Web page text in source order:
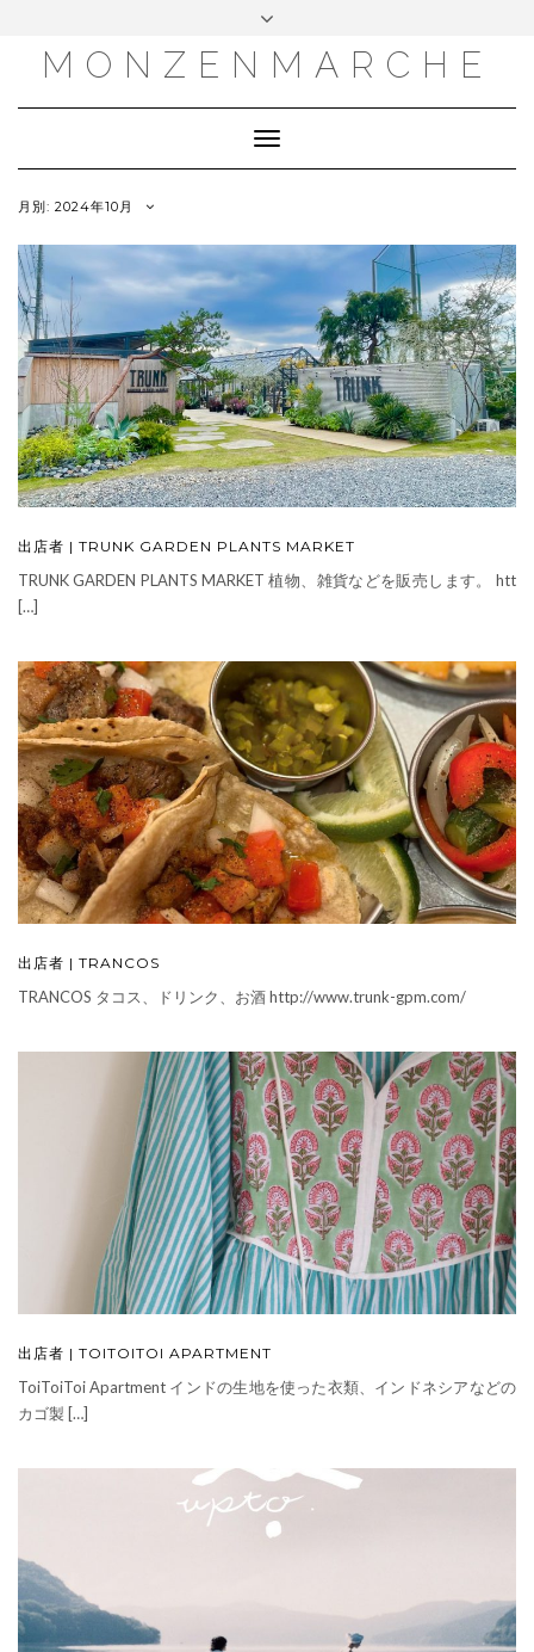
MONZENMARCHE
Toggle
Navigation
月別: 2024年10月
出店者 | TRUNK GARDEN PLANTS MARKET
TRUNK GARDEN PLANTS MARKET 植物、雑貨などを販売します。 htt
[…]
出店者 | TRANCOS
TRANCOS タコス、ドリンク、お酒 http://www.trunk-gpm.com/
出店者 | TOITOITOI APARTMENT
ToiToiToi Apartment インドの生地を使った衣類、インドネシアなどの
カゴ製 […]